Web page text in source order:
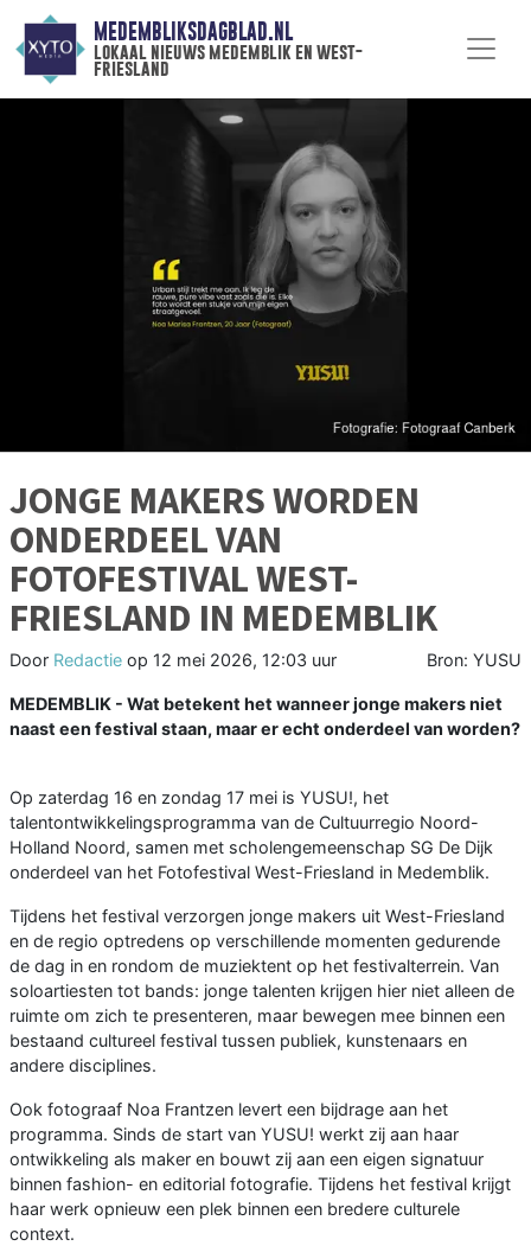
MEDEMBLIKSDAGBLAD.NL
lokaal nieuws medemblik en west-
friesland
JONGE MAKERS WORDEN
ONDERDEEL VAN
FOTOFESTIVAL WEST-
FRIESLAND IN MEDEMBLIK
Door Redactie op 12 mei 2026, 12:03 uur Bron: YUSU
MEDEMBLIK - Wat betekent het wanneer jonge makers niet
naast een festival staan, maar er echt onderdeel van worden?
Op zaterdag 16 en zondag 17 mei is YUSU!, het
talentontwikkelingsprogramma van de Cultuurregio Noord-
Holland Noord, samen met scholengemeenschap SG De Dijk
onderdeel van het Fotofestival West-Friesland in Medemblik.
Tijdens het festival verzorgen jonge makers uit West-Friesland
en de regio optredens op verschillende momenten gedurende
de dag in en rondom de muziektent op het festivalterrein. Van
soloartiesten tot bands: jonge talenten krijgen hier niet alleen de
ruimte om zich te presenteren, maar bewegen mee binnen een
bestaand cultureel festival tussen publiek, kunstenaars en
andere disciplines.
Ook fotograaf Noa Frantzen levert een bijdrage aan het
programma. Sinds de start van YUSU! werkt zij aan haar
ontwikkeling als maker en bouwt zij aan een eigen signatuur
binnen fashion- en editorial fotografie. Tijdens het festival krijgt
haar werk opnieuw een plek binnen een bredere culturele
context.